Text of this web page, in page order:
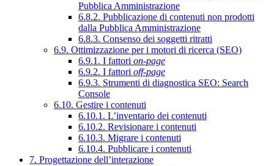
Pubblica Amministrazione
6.8.2. Pubblicazione di contenuti non prodotti
dalla Pubblica Amministrazione
6.8.3. Consenso dei soggetti ritratti
6.9. Ottimizzazione per i motori di ricerca (SEO)
6.9.1. I fattori on-page
6.9.2. I fattori off-page
6.9.3. Strumenti di diagnostica SEO: Search
Console
6.10. Gestire i contenuti
6.10.1. L’inventario dei contenuti
6.10.2. Revisionare i contenuti
6.10.3. Migrare i contenuti
6.10.4. Pubblicare i contenuti
7. Progettazione dell’interazione